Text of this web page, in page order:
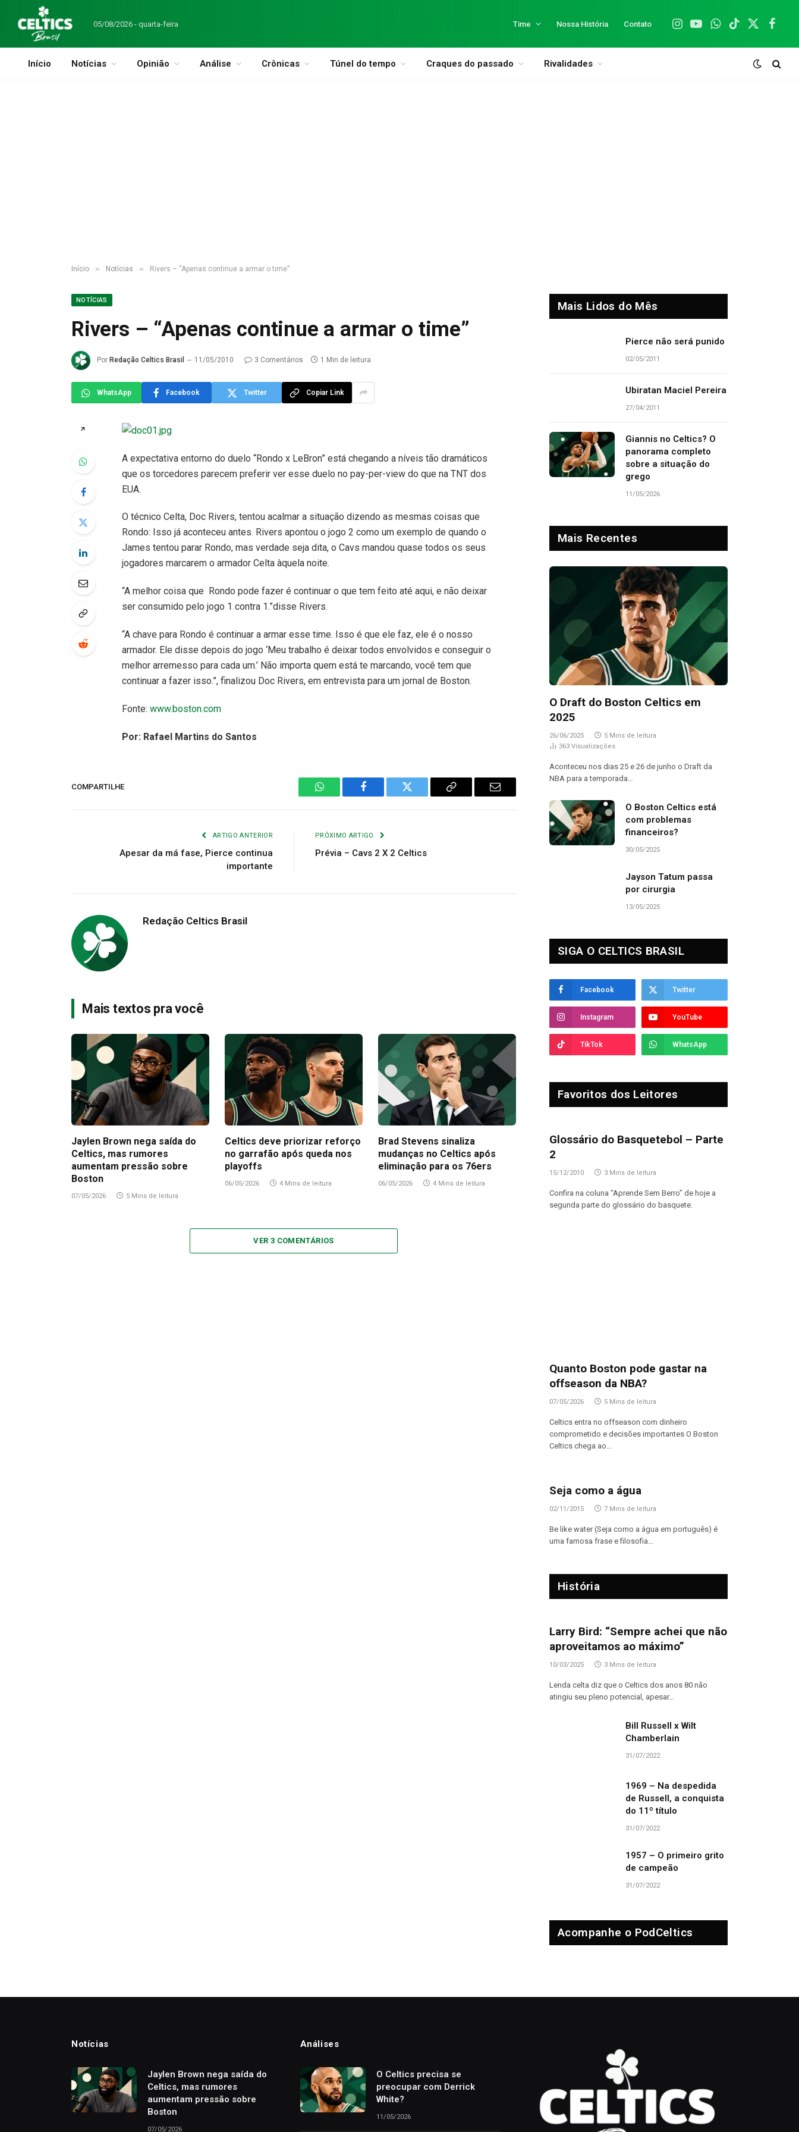
05/08/2026 - quarta-feira Time Nossa História Contato
Instagram
YouTubeWhatsApp
TikTok
X
Início Notícias Opinião Análise Crônicas Túnel do tempo Craques do passado Rivalidades
Início » Notícias » Rivers – “Apenas continue a armar o time”
NOTÍCIAS
Rivers – “Apenas continue a armar o time”
Por Redação Celtics Brasil 11/05/2010 3 Comentários 1 Min de leitura
WhatsApp Facebook Twitter Copiar Link
↗
A expectativa entorno do duelo “Rondo x LeBron” está chegando a níveis tão dramáticos
que os torcedores parecem preferir ver esse duelo no pay-per-view do que na TNT dos
EUA.
O técnico Celta, Doc Rivers, tentou acalmar a situação dizendo as mesmas coisas que
Rondo: Isso já aconteceu antes. Rivers apontou o jogo 2 como um exemplo de quando o
James tentou parar Rondo, mas verdade seja dita, o Cavs mandou quase todos os seus
jogadores marcarem o armador Celta àquela noite.
“A melhor coisa que Rondo pode fazer é continuar o que tem feito até aqui, e não deixar
ser consumido pelo jogo 1 contra 1.”disse Rivers.
“A chave para Rondo é continuar a armar esse time. Isso é que ele faz, ele é o nosso
armador. Ele disse depois do jogo ‘Meu trabalho é deixar todos envolvidos e conseguir o
melhor arremesso para cada um.’ Não importa quem está te marcando, você tem que
continuar a fazer isso.”, finalizou Doc Rivers, em entrevista para um jornal de Boston.
Fonte: www.boston.com
Por: Rafael Martins do Santos
COMPARTILHE
WhatsAppFacebook Twitter
Copiar
E-
ARTIGO ANTERIOR
Apesar da má fase, Pierce continua
importante
PRÓXIMO ARTIGO
Prévia – Cavs 2 X 2 Celtics
Redação Celtics Brasil
Mais textos pra você
Jaylen Brown nega saída do
Celtics, mas rumores
aumentam pressão sobre
Boston
07/05/2026 5 Mins de leitura
Celtics deve priorizar reforço
no garrafão após queda nos
playoffs
06/05/2026 4 Mins de leitura
Brad Stevens sinaliza
mudanças no Celtics após
eliminação para os 76ers
06/05/2026 4 Mins de leitura
VER 3 COMENTÁRIOS
Mais Lidos do Mês
Pierce não será punido
02/05/2011
Ubiratan Maciel Pereira
27/04/2011
Giannis no Celtics? O
panorama completo
sobre a situação do
grego
11/05/2026
Mais Recentes
O Draft do Boston Celtics em
2025
26/06/2025
5 Mins de leitura
363 Visualizações
Aconteceu nos dias 25 e 26 de junho o Draft da
NBA para a temporada…
O Boston Celtics está
com problemas
financeiros?
30/05/2025
Jayson Tatum passa
por cirurgia
13/05/2025
SIGA O CELTICS BRASIL
Facebook Twitter
Instagram YouTube
TikTok WhatsApp
Favoritos dos Leitores
Glossário do Basquetebol – Parte
2
15/12/2010 3 Mins de leitura
Confira na coluna “Aprende Sem Berro” de hoje a
segunda parte do glossário do basquete.
Quanto Boston pode gastar na
offseason da NBA?
07/05/2026 5 Mins de leitura
Celtics entra no offseason com dinheiro
comprometido e decisões importantes O Boston
Celtics chega ao…
Seja como a água
02/11/2015 7 Mins de leitura
Be like water (Seja como a água em português) é
uma famosa frase e filosofia…
História
Larry Bird: “Sempre achei que não
aproveitamos ao máximo”
10/03/2025 3 Mins de leitura
Lenda celta diz que o Celtics dos anos 80 não
atingiu seu pleno potencial, apesar…
Bill Russell x Wilt
Chamberlain
31/07/2022
1969 – Na despedida
de Russell, a conquista
do 11º título
31/07/2022
1957 – O primeiro grito
de campeão
31/07/2022
Acompanhe o PodCeltics
Notícias
Jaylen Brown nega saída do
Celtics, mas rumores
aumentam pressão sobre
Boston
07/05/2026
Análises
O Celtics precisa se
preocupar com Derrick
White?
11/05/2026